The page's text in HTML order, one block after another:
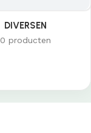
DIVERSEN
0 producten